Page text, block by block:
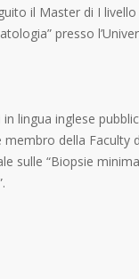
il Master di I livello
presso
lingua inglese
della Faculty
sulle “Biopsie